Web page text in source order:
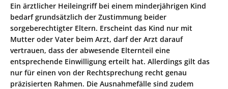
Ein ärztlicher Heileingriff bei einem minderjährigen Kind
bedarf grundsätzlich der Zustimmung beider
sorgeberechtigter Eltern. Erscheint das Kind nur mit
Mutter oder Vater beim Arzt, darf der Arzt darauf
vertrauen, dass der abwesende Elternteil eine
entsprechende Einwilligung erteilt hat. Allerdings gilt das
nur für einen von der Rechtsprechung recht genau
präzisierten Rahmen. Die Ausnahmefälle sind zudem